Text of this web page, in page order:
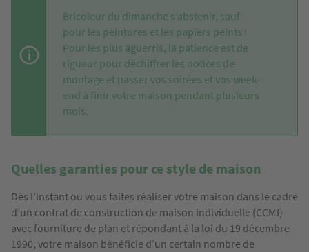
Bricoleur du dimanche s’abstenir, sauf
pour les peintures et les papiers peints !
Pour les plus aguerris, la patience est de
rigueur pour déchiffrer les notices de
montage et passer vos soirées et vos week-
end à finir votre maison pendant plusieurs
mois.
Quelles garanties pour ce style de maison
Dès l’instant où vous faites réaliser votre maison dans le cadre
d’un contrat de construction de maison individuelle (CCMI)
avec fourniture de plan et répondant à la loi du 19 décembre
1990, votre maison bénéficie d’un certain nombre de